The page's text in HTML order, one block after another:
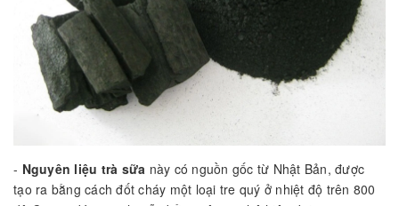
- Nguyên liệu trà sữa này có nguồn gốc từ Nhật Bản, được
tạo ra bằng cách đốt cháy một loại tre quý ở nhiệt độ trên 800